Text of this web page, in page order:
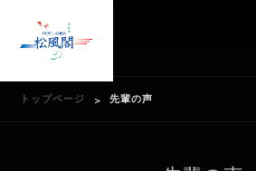
トップページ 先輩の声